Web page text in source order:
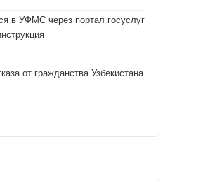
в УФМС через портал госуслуг
от гражданства Узбекистана